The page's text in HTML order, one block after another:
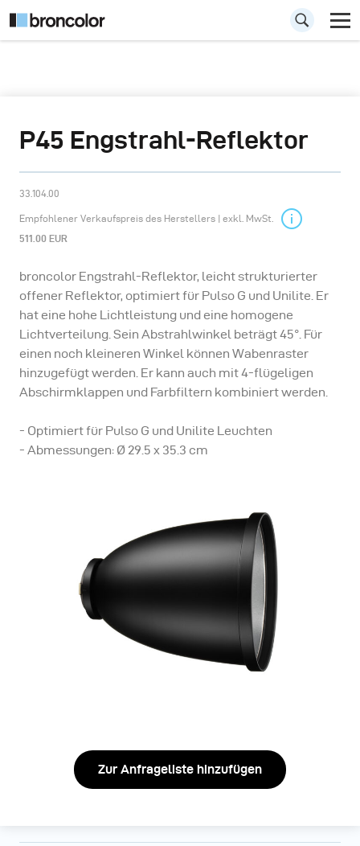
P45 Engstrahl-Reflektor
33.104.00
Empfohlener Verkaufspreis des Herstellers | exkl. MwSt.
511.00 EUR
broncolor Engstrahl-Reflektor, leicht strukturierter
offener Reflektor, optimiert für Pulso G und Unilite. Er
hat eine hohe Lichtleistung und eine homogene
Lichtverteilung. Sein Abstrahlwinkel beträgt 45°. Für
einen noch kleineren Winkel können Wabenraster
hinzugefügt werden. Er kann auch mit 4-flügeligen
Abschirmklappen und Farbfiltern kombiniert werden.
- Optimiert für Pulso G und Unilite Leuchten
- Abmessungen: Ø 29.5 x 35.3 cm
Zur Anfrageliste hinzufügen